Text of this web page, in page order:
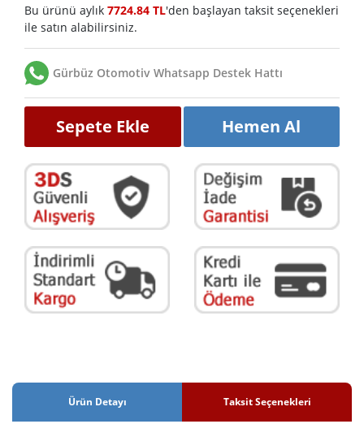
Bu ürünü aylık 7724.84 TL'den başlayan taksit seçenekleri
ile satın alabilirsiniz.
Gürbüz Otomotiv Whatsapp Destek Hattı
Sepete Ekle Hemen Al
Ürün Detayı Taksit Seçenekleri